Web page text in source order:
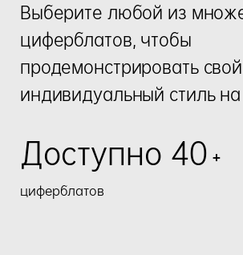
Выберите любой из
циферблатов, чтобы
продемонстрировать свой
индивидуальный стиль на
Доступно 40 +
циферблатов